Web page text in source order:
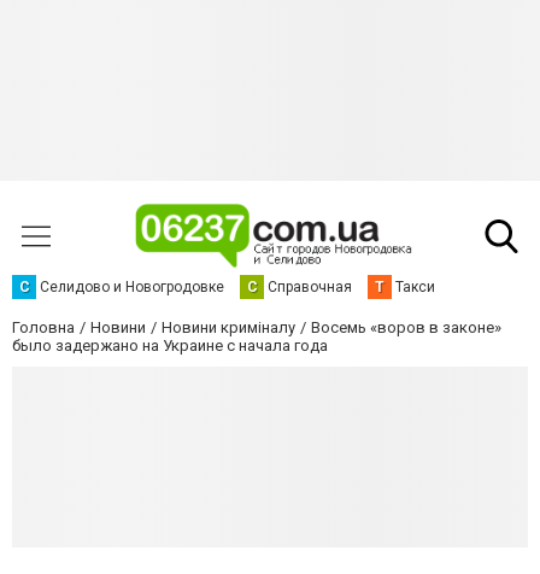
С Селидово и Новогродовке С Справочная Т Такси
Головна Новини Новини криміналу
Восемь «воров в законе»
было задержано на Украине с начала года